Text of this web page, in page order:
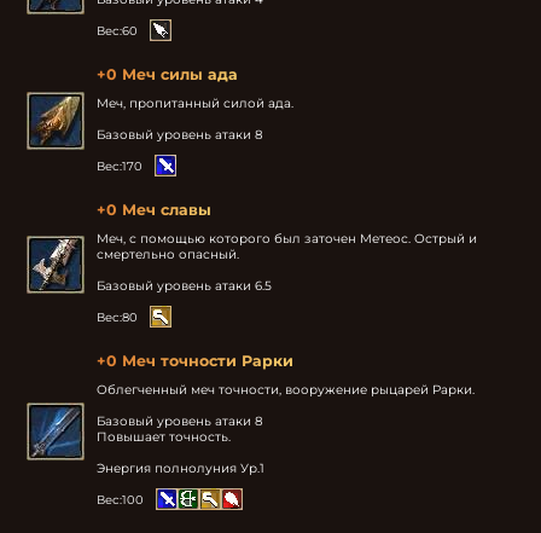
Вес:60
+0 Меч силы ада
Меч, пропитанный силой ада.
Базовый уровень атаки 8
Вес:170
+0 Меч славы
Меч, с помощью которого был заточен Метеос. Острый и
смертельно опасный.
Базовый уровень атаки 6.5
Вес:80
+0 Меч точности Рарки
Облегченный меч точности, вооружение рыцарей Рарки.
Базовый уровень атаки 8
Повышает точность.
Энергия полнолуния Ур.1
Вес:100